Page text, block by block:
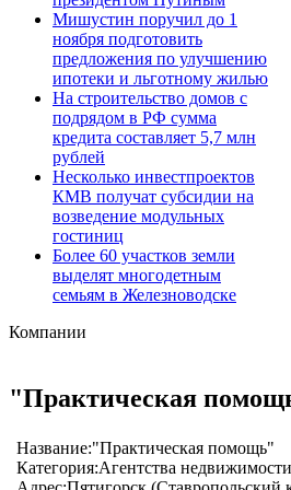
Мишустин поручил до 1
ноября подготовить
предложения по улучшению
ипотеки и льготному жилью
На строительство домов с
подрядом в РФ сумма
кредита составляет 5,7 млн
рублей
Несколько инвестпроектов
КМВ получат субсидии на
возведение модульных
гостиниц
Более 60 участков земли
выделят многодетным
семьям в Железноводске
Компании
"Практическая
Название:"Практическая помощь"
Категория:Агентства недвижимости